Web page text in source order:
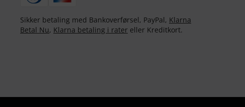
Sikker betaling med Bankoverførsel, PayPal, Klarna
Betal Nu, Klarna betaling i rater eller Kreditkort.